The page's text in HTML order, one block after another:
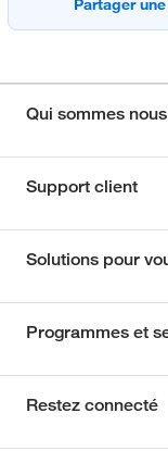
Qui sommes
Support client
Solutions pour
Programmes et
Restez connecté